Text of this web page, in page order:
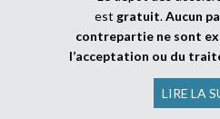
est gratuit.Aucun
contrepartie ne sont
l’acceptation ou du
LIRE LA